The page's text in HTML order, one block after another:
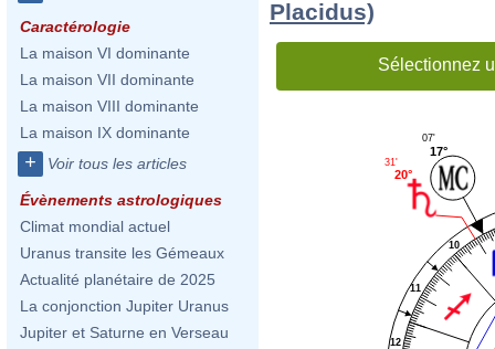
Caractérologie
La maison VI dominante
La maison VII dominante
La maison VIII dominante
La maison IX dominante
+ Voir tous les articles
Évènements astrologiques
Climat mondial actuel
Uranus transite les Gémeaux
Actualité planétaire de 2025
La conjonction Jupiter Uranus
Jupiter et Saturne en Verseau
Placidus)
Sélectionnez
10
11
12
17°
07'
20°
31'